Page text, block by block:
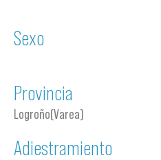
Sexo
Provincia
Logroño(varea)
Adiestramiento